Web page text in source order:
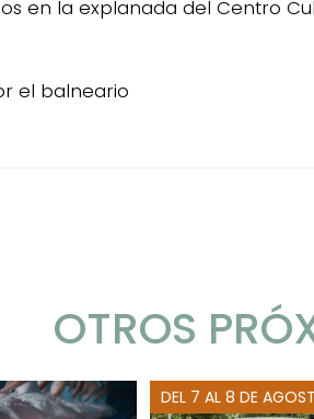
en la explanada del Centro
el balneario
OTROS
DEL 7 AL 8 DE